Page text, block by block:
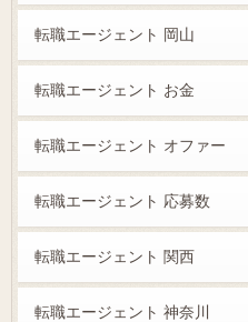
転職エージェント 岡山
転職エージェント お金
転職エージェント オファー
転職エージェント 応募数
転職エージェント 関西
転職エージェント 神奈川